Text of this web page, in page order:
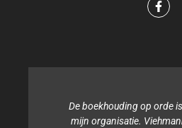
De boekhouding op orde
mijn organisatie.